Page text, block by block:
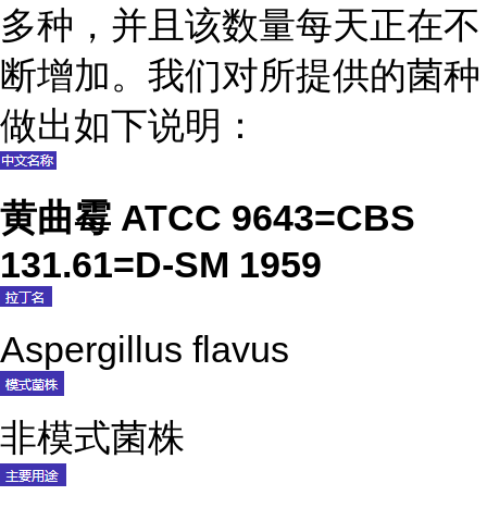
多种，并且该数量每天正在不
断增加。我们对所提供的菌种
做出如下说明：
黄曲霉 ATCC 9643=CBS
131.61=D-SM 1959
Aspergillus flavus
非模式菌株